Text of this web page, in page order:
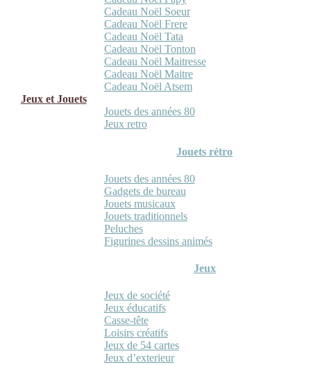
Cadeau Noël Soeur
Cadeau Noël Frere
Cadeau Noël Tata
Cadeau Noël Tonton
Cadeau Noël Maitresse
Cadeau Noël Maitre
Cadeau Noël Atsem
Jeux et Jouets
Jouets des années 80
Jeux retro
Jouets rétro
Jouets des années 80
Gadgets de bureau
Jouets musicaux
Jouets traditionnels
Peluches
Figurines dessins animés
Jeux
Jeux de société
Jeux éducatifs
Casse-tête
Loisirs créatifs
Jeux de 54 cartes
Jeux d’exterieur